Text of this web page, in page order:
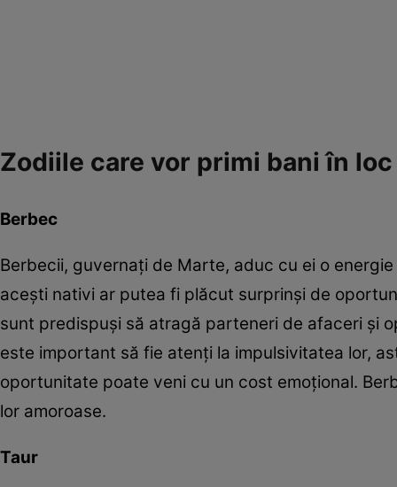
Zodiile care vor primi bani în
Berbec
Berbecii, guvernați de Marte, aduc cu ei o
acești nativi ar putea fi plăcut surprinși de
sunt predispuși să atragă parteneri de afaceri și
este important să fie atenți la impulsivitatea lor,
oportunitate poate veni cu un cost emoțional.
lor amoroase.
Taur